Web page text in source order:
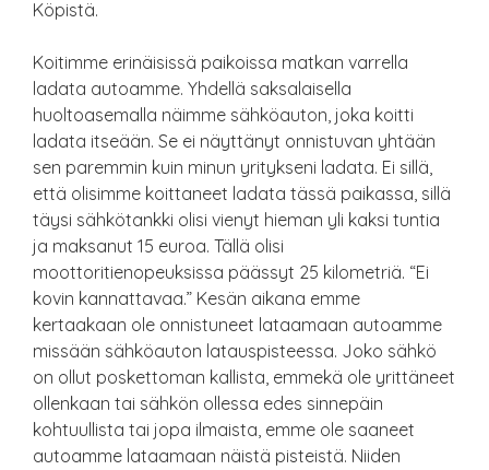
Köpistä.
Koitimme erinäisissä paikoissa matkan varrella
ladata autoamme. Yhdellä saksalaisella
huoltoasemalla näimme sähköauton, joka koitti
ladata itseään. Se ei näyttänyt onnistuvan yhtään
sen paremmin kuin minun yritykseni ladata. Ei sillä,
että olisimme koittaneet ladata tässä paikassa, sillä
täysi sähkötankki olisi vienyt hieman yli kaksi tuntia
ja maksanut 15 euroa. Tällä olisi
moottoritienopeuksissa päässyt 25 kilometriä. “Ei
kovin kannattavaa.” Kesän aikana emme
kertaakaan ole onnistuneet lataamaan autoamme
missään sähköauton latauspisteessa. Joko sähkö
on ollut poskettoman kallista, emmekä ole yrittäneet
ollenkaan tai sähkön ollessa edes sinnepäin
kohtuullista tai jopa ilmaista, emme ole saaneet
autoamme lataamaan näistä pisteistä. Niiden